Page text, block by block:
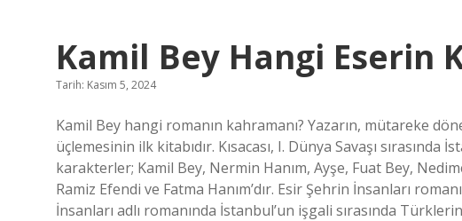
Kamil Bey Hangi Eserin
Tarih: Kasım 5, 2024
Kamil Bey hangi romanın kahramanı? Yazarın, mütareke
üçlemesinin ilk kitabıdır. Kısacası, I. Dünya Savaşı
karakterler; Kamil Bey, Nermin Hanım, Ayşe, Fuat Bey,
Ramiz Efendi ve Fatma Hanım’dır. Esir Şehrin İnsanları
İnsanları adlı romanında İstanbul’un işgali sırasında